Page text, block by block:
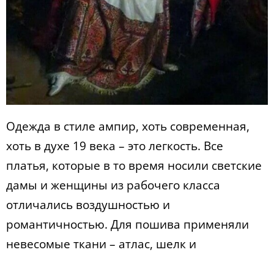
Одежда в стиле ампир, хоть современная,
хоть в духе 19 века – это легкость. Все
платья, которые в то время носили светские
дамы и женщины из рабочего класса
отличались воздушностью и
романтичностью. Для пошива применяли
невесомые ткани – атлас, шелк и